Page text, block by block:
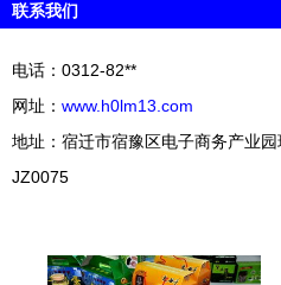
联系我们
电话：0312-82**
网址： www.h0lm13.com
地址：宿迁市宿豫区电子商务产业园
JZ0075